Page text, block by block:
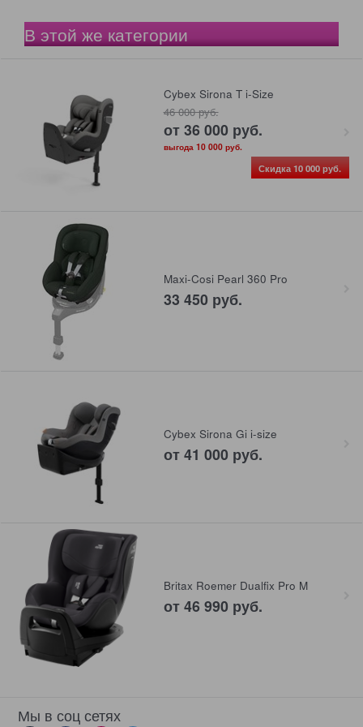
В этой же категории
Cybex Sirona T i-Size
46 000 руб.
от 36 000 руб.
выгода 10 000 руб.
Скидка 10 000 руб.
Maxi-Cosi Pearl 360 Pro
33 450 руб.
Cybex Sirona Gi i-size
от 41 000 руб.
Britax Roemer Dualfix Pro M
от 46 990 руб.
Мы в соц сетях